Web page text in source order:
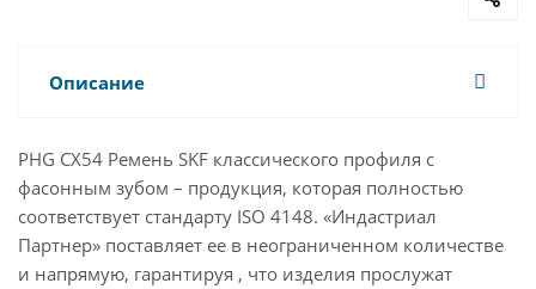
Описание
PHG CX54 Ремень SKF классического профиля с
фасонным зубом – продукция, которая полностью
соответствует стандарту ISO 4148. «Индастриал
Партнер» поставляет ее в неограниченном количестве
и напрямую, гарантируя , что изделия прослужат